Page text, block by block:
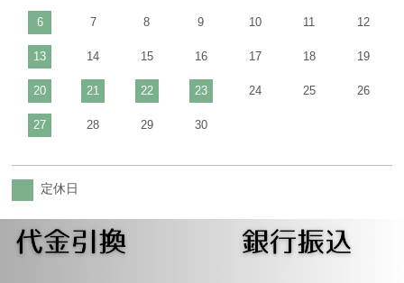
6 7 8 9 10 11 12
13 14 15 16 17 18 19
20 21 22 23 24 25 26
27 28 29 30
定休日